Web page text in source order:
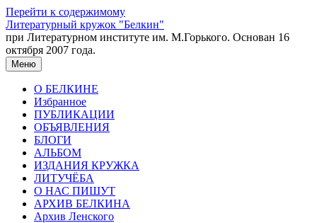
Перейти к содержимому
Литературный кружок "Белкин"
при Литературном институте им. М.Горького. Основан 16
октября 2007 года.
Меню
О БЕЛКИНЕ
Избранное
ПУБЛИКАЦИИ
ОБЪЯВЛЕНИЯ
БЛОГИ
АЛЬБОМ
ИЗДАНИЯ КРУЖКА
ЛИТУЧЁБА
О НАС ПИШУТ
АРХИВ БЕЛКИНА
Архив Ленского